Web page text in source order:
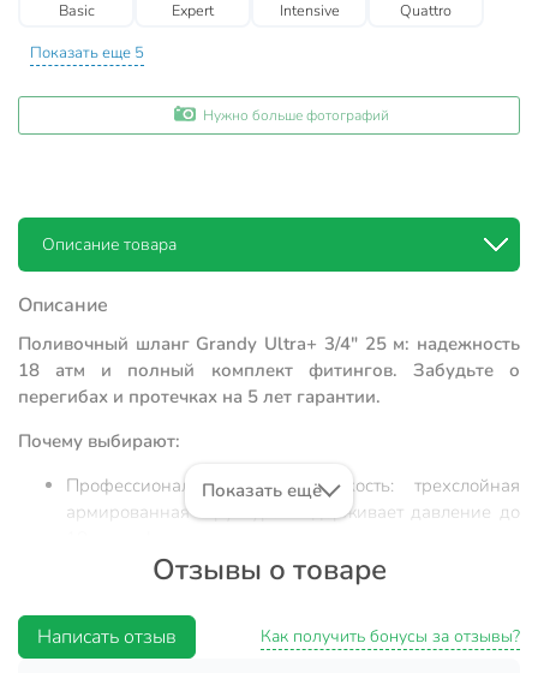
Basic Expert Intensive Quattro
Показать еще 5
Нужно больше фотографий
Описание товара
Описание
Поливочный шланг Grandy Ultra+ 3/4" 25 м: надежность
18 атм и полный комплект фитингов. Забудьте о
перегибах и протечках на 5 лет гарантии.
Почему выбирают:
Профессиональная износостойкость: трехслойная
армированная структура выдерживает давление до
системе водоснабжения.
материал ПВХ не содержит солей кадмия, устойчив к
агрессивному УФ-излучению и сохраняет
Показать ещё
Отзывы о товаре
Написать отзыв Как получить бонусы за отзывы?